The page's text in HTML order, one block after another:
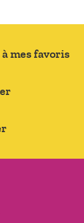
mes favoris